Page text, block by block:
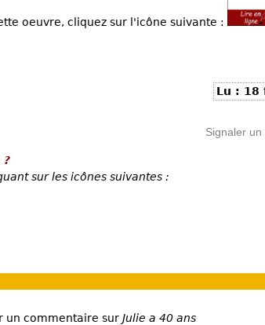
oeuvre, cliquez sur l'icône suivante :
Lu : 18
Signaler un
?
sur les icônes suivantes :
un commentaire sur Julie a 40 ans